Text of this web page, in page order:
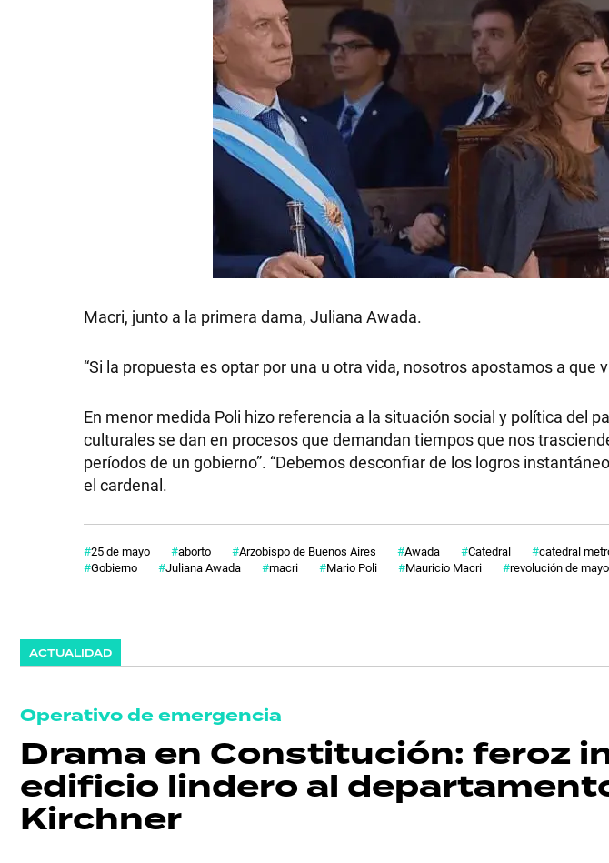
Macri, junto a la primera dama, Juliana Awada.
“Si la propuesta es optar por una u otra vida, nosotros apostamos a que
En menor medida Poli hizo referencia a la situación social y política del
culturales se dan en procesos que demandan tiempos que nos
períodos de un gobierno”. “Debemos desconfiar de los logros
el cardenal.
25 de mayo aborto Arzobispo de Buenos Aires Awada Catedral catedral
Gobierno
Juliana Awada macri Mario Poli Mauricio Macri revolución de mayo
ACTUALIDAD
Operativo de emergencia
Drama en Constitución: feroz
edificio lindero al
Kirchner
POLICIALES
ECONOMÍA
HERMANO
DEPORTES
TECNOLOGÍA